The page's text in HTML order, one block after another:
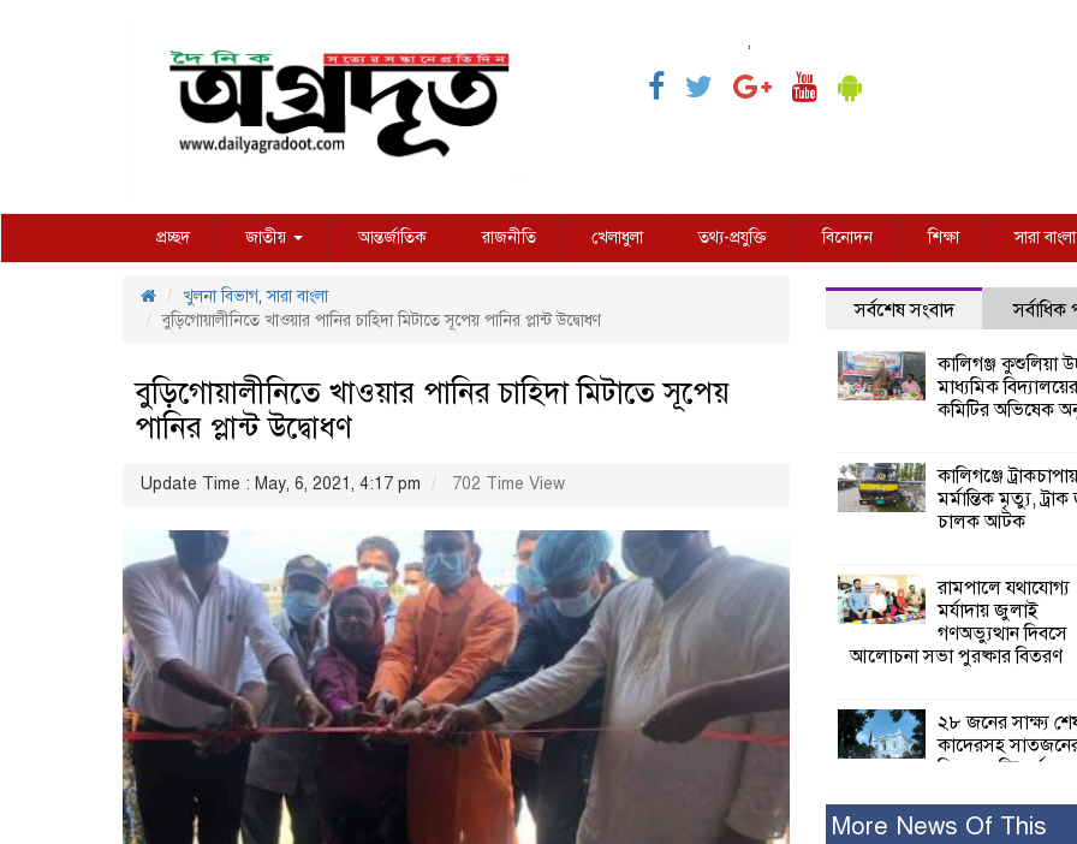
,
প্রচ্ছদ জাতীয় আন্তর্জাতিক রাজনীতি খেলাধুলা তথ্য-প্রযুক্তি বিনোদন শিক্ষা সারা বাংলা
খুলনা বিভাগ,সারা বাংলা
বুড়িগোয়ালীনিতে খাওয়ার পানির চাহিদা মিটাতে সূপেয় পানির প্লান্ট উদ্বোধণ
বুড়িগোয়ালীনিতে খাওয়ার পানির চাহিদা মিটাতে সূপেয়
পানির প্লান্ট উদ্বোধণ
Update Time : May, 6, 2021, 4:17 pm 702 Time View
সর্বশেষ সংবাদ সর্বাধিক
কালিগঞ্জ কুশুলিয়া
মাধ্যমিক বিদ্যালয়ের
কমিটির অভিষেক
কালিগঞ্জে
মর্মান্তিক মৃত্যু,
চালক আটক
রামপালে যথাযোগ্য
মর্যাদায় জুলাই
গণঅভ্যুত্থান দিবসে
আলোচনা সভা পুরষ্কার বিতরণ
২৮ জনের সাক্ষ্য
কাদেরসহ
বিরুদ্ধে যুক্তিতর্ক
More News Of This